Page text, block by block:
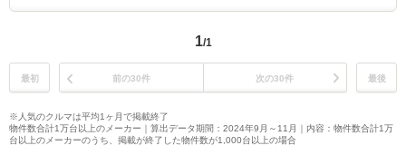
1/1
最初 前の30件 次の30件 最後
※人気のクルマは平均1ヶ月で掲載終了
物件数合計1万台以上のメーカー｜算出データ期間：2024年9月～11月｜内容：物件数合計1万
台以上のメーカーのうち、掲載が終了した物件数が1,000台以上の場合